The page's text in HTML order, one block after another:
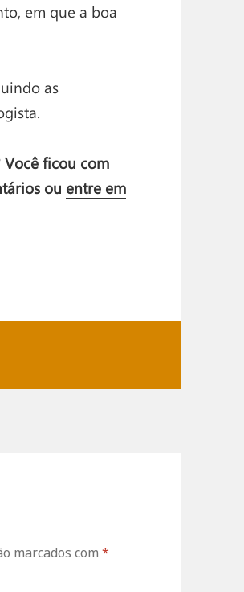
em que a boa
as
Você ficou com
ou entre em
marcados com *